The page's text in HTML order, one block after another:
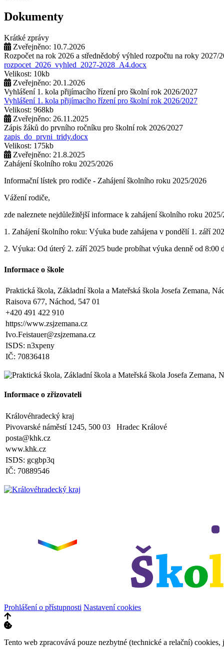
Dokumenty
Krátké zprávy
Zveřejněno: 10.7.2026
Rozpočet na rok 2026 a střednědobý výhled rozpočtu na roky 2027/
rozpocet_2026_vyhled_2027-2028_A4.docx
Velikost: 10kb
Zveřejněno: 20.1.2026
Vyhlášení 1. kola přijímacího řízení pro školní rok 2026/2027
Vyhlášení 1. kola přijímacího řízení pro školní rok 2026/2027
Velikost: 968kb
Zveřejněno: 26.11.2025
Zápis žáků do prvního ročníku pro školní rok 2026/2027
zapis_do_prvni_tridy.docx
Velikost: 175kb
Zveřejněno: 21.8.2025
Zahájení školního roku 2025/2026
Informační lístek pro rodiče - Zahájení školního roku 2025/2026
Vážení rodiče,
zde naleznete nejdůležitější informace k zahájení školního roku
1. Zahájení školního roku: Výuka bude zahájena v pondělí 1. září
2. Výuka: Od úterý 2. září 2025 bude probíhat výuka denně od 8:00
3. Dohled: Od 11:25 do 12:30 bude zajištěn dohled nad žáky, kteří
5. Projekt „Obědy do škol“: Zákonní zástupci žáků, kteří budou do
kontaktováni vedením školy s podrobnějšími informacemi.
V Náchodě dne 20. srpna 2025 Ing. Ivo Feistauer ředitel školy
Zveřejněno: 29.5.2025
Branný den v Josefově
Zveřejněno: 23.5.2025
Šípkovaná - Nové Město nad Metují, VI. a VII. třída
Zveřejněno: 21.5.2025
Zveřejněno: 20.5.2025
Zveřejněno: 16.5.2025
plavecká výuka, V., VI. a VII.třída
Zveřejněno: 8.4.2025
Třídní schůzky dne 8. 4. 2025 od 13 - 16 hodin
Informace o škole
Praktická škola, Základní škola a Mateřská škola Josefa Zemana,
Raisova 677, Náchod, 547 01
+420 491 422 910
https://www.zsjzemana.cz
Ivo.Feistauer@zsjzemana.cz
ISDS: n3xpeny
IČ: 70836418
Informace o zřizovateli
Královéhradecký kraj
Pivovarské náměstí 1245, 500 03 Hradec Králové
posta@khk.cz
www.khk.cz
ISDS: gcgbp3q
IČ: 70889546
Prohlášení o přístupnosti Nastavení cookies
Tento web zpracovává pouze nezbytné (technické a relační)